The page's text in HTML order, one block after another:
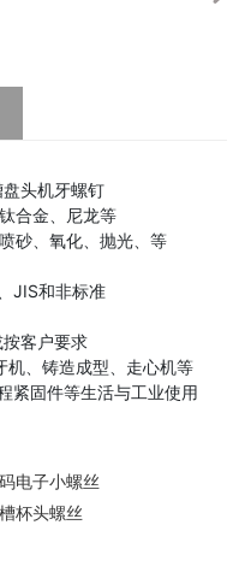
头机牙螺钉
合金、尼龙等
砂、氧化、抛光、等
JIS和非标准
客户要求
机、铸造成型、走心机等
紧固件等生活与工业使用
电子小螺丝
杯头螺丝